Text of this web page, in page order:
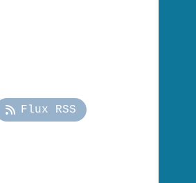
Flux RSS